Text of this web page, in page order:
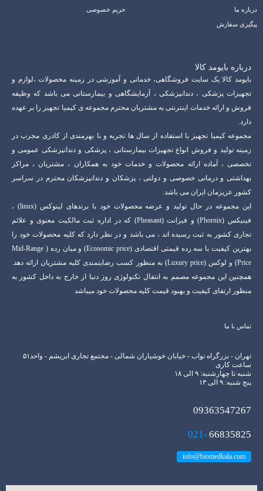
درباره ما
پیگیری سفارش
حریم خصوصی
درباره بایومد کالا
بایومد کالا یک سایت فروشگاهی، خدماتی و آموزشی در زمینه محصولات ،لوازم و
تجهیزات پزشکی ، دندانپزشکی ، آزمایشگاهی و بیمارستانی می باشد که وظیفه
فروش و ارائه خدمات اینترنتی به مشتریان محترم مجموعه ی کیمیا تجهیز را بر عهده
دارد.
مجموعه کیمیا تجهیز با استفاده از سال ها تجربه و با بهرمندی از کادری مجرب در
زمینه تولید و فروش انواع تجهیزات بیمارستانی ، پزشکی و دندانپزشکی عمومی و
تخصصی ، آماده ارائه محصولات و خدمات خود به همکاران ، مشتریان ، مراکز
بهداشتی و درمانی خصوصی و دولتی ، پزشکان و دندانپزشکان محترم در سراسر
کشور عزیزمان ایران می باشد.
این مجموعه در حال تولید و عرضه محصولات خود با برندهای لینوکس (linux) ،
فینیکس (Phornix) و فیزانت (Pheasant) که در اداره ثبت مالکیت معنوی و علائم
تجاری کشور به ثبت رسیده اند ، می باشد و در نظر دارد که کلیه محصولات خود را
بهترین کیفیت با سه رده قیمتی اقتصادی (Economic price) و میان رده ( Mid-Range
Price) و لوکس (Luxury price) به منظور کسب رضایتمندی کلیه مشتریان ارائه دهد.
همچنین این مجموعه مصمم به انتفال تکنولوژی روز دنیا از خارج به داخل کشور به
منظور ارتفای کیفیت و بهبود قیمت کلیه محصولات خود میباشد
تماس با ما
تهران - بزرگراه نواب - خیابان خوشیاران شمالی - مجتمع تجاری ابریشم - واحد۵۱
ساعت کاری
شنبه تا چهارشنبه: ۹ الی ۱۸
پنج شنبه: ۹ الی ۱۳
09363547267
021- 66835825
info@biomedkala.com